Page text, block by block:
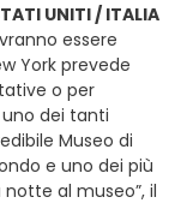
UNITI / ITALIA
essere
York prevede
o per
dei tanti
Museo di
e uno dei più
al museo”, il